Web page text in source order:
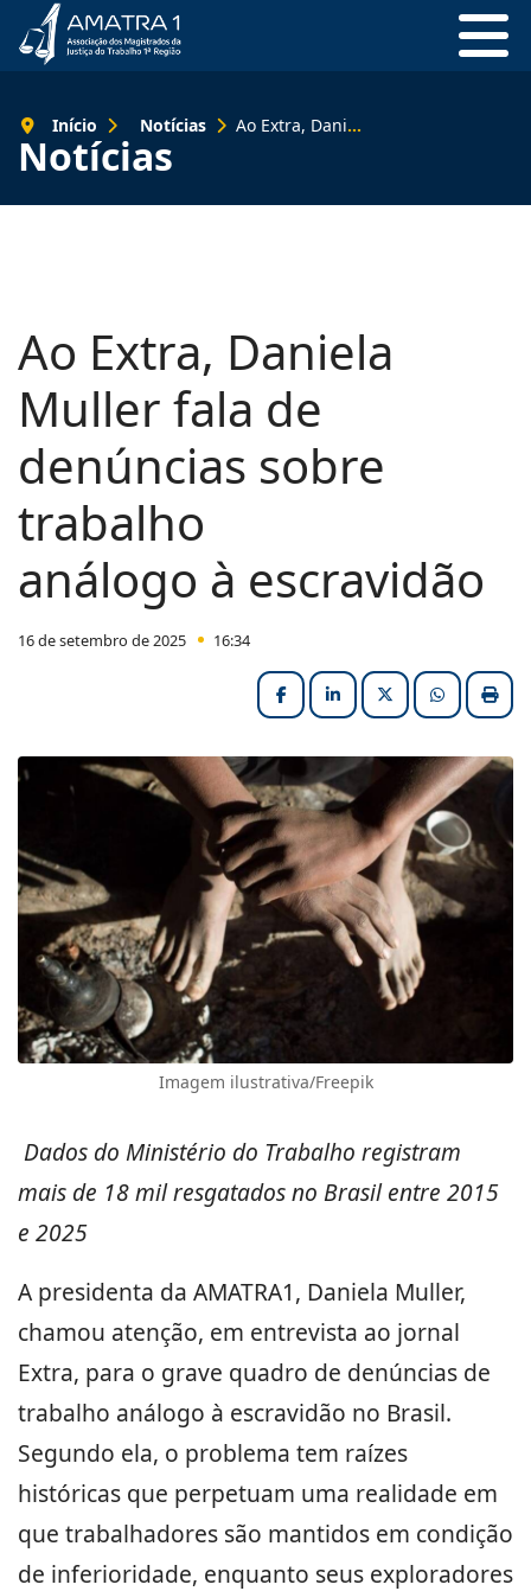
Notícias
Início Notícias Ao Extra, Daniela Muller fala de denúncias sobre trabalho análogo à escravidão
Ao Extra, Daniela
Muller fala de
denúncias sobre
trabalho
análogo à escravidão
16 de setembro de 2025 16:34
FacebookLinkedInX (formerly
Imagem ilustrativa/Freepik
Dados do Ministério do Trabalho registram
mais de 18 mil resgatados no Brasil entre 2015
e 2025
A presidenta da AMATRA1, Daniela Muller,
chamou atenção, em entrevista ao jornal
Extra, para o grave quadro de denúncias de
trabalho análogo à escravidão no Brasil.
Segundo ela, o problema tem raízes
históricas que perpetuam uma realidade em
que trabalhadores são mantidos em condição
de inferioridade, enquanto seus exploradores